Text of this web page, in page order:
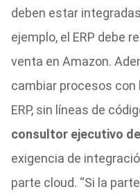
deben estar
ejemplo, el ERP debe
venta en Amazon.
cambiar procesos con
ERP, sin líneas de
consultor ejecutivo de
exigencia de
parte cloud. “Si la